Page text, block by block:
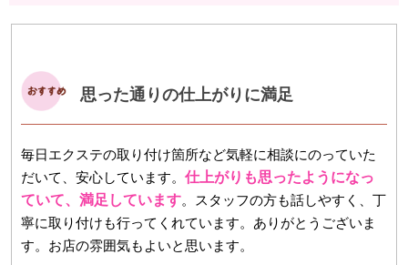
思った通りの仕上がりに満足
毎日エクステの取り付け箇所など気軽に相談にのっていた
だいて、安心しています。 仕上がりも思ったようになっ
ていて、満足しています。スタッフの方も話しやすく、丁
寧に取り付けも行ってくれています。ありがとうございま
す。お店の雰囲気もよいと思います。